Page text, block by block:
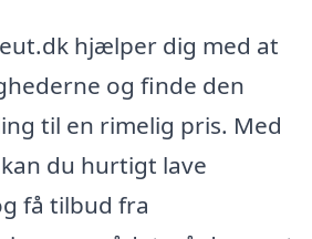
hjælper dig med at
og finde den
til en rimelig pris. Med
du hurtigt lave
få tilbud fra